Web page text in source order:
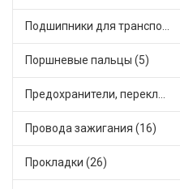
Подшипники для транспорта (24)
Поршневые пальцы (5)
Предохранители, переключатели, кнопки автомобильные (54)
Провода зажигания (16)
Прокладки (26)